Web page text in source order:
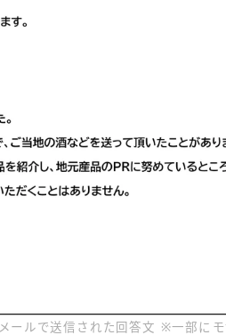
ールで送信された回答文 ※一部にモ